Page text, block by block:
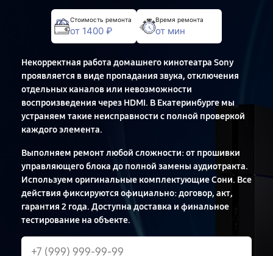
Стоимость ремонта
от 1400 ₽
Время ремонта
от мин
Некорректная работа домашнего кинотеатра Sony
проявляется в виде пропадания звука, отключения
отдельных каналов или невозможности
воспроизведения через HDMI. В Екатеринбурге мы
устраняем такие неисправности с полной проверкой
каждого элемента.
Выполняем ремонт любой сложности: от прошивки
управляющего блока до полной замены аудиотракта.
Используем оригинальные комплектующие Сони. Все
действия фиксируются официально: договор, акт,
гарантия 2 года. Доступна доставка и финальное
тестирование на объекте.